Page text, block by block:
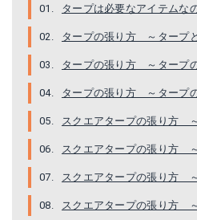
タープは必要なアイテムな
タープの張り方 ～タープ
タープの張り方 ～タープ
タープの張り方 ～タープ
スクエアタープの張り方
スクエアタープの張り方
スクエアタープの張り方
スクエアタープの張り方